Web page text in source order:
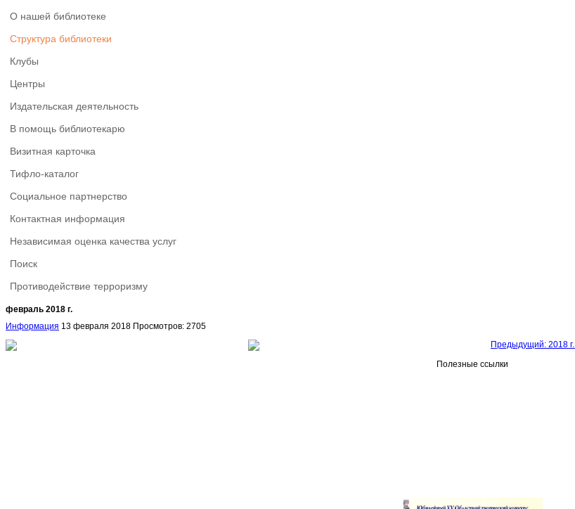
О нашей библиотеке
Структура библиотеки
Клубы
Центры
Издательская деятельность
В помощь библиотекарю
Визитная карточка
Тифло-каталог
Социальное партнерство
Контактная информация
Независимая оценка качества услуг
Поиск
Противодействие терроризму
февраль 2018 г.
Информация 13 февраля 2018 Просмотров: 2705
Предыдущий: 2018 г.
Полезные ссылки